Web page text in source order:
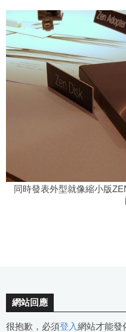
同時發表外型就像縮小版
網站回應
很抱歉，必須登入網站才能發